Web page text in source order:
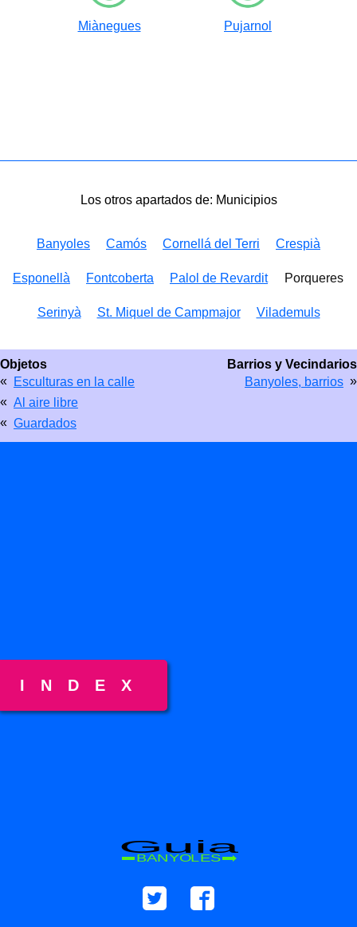
Miànegues Pujarnol
Los otros apartados de: Municipios
Banyoles Camós Cornellá del Terri Crespià
Esponellà Fontcoberta Palol de Revardit Porqueres
Serinyà St. Miquel de Campmajor Vilademuls
Barrios y Vecindarios
Banyoles, barrios »
Objetos
« Esculturas en la calle
« Al aire libre
« Guardados
Guia
BANYOLES
INDEX